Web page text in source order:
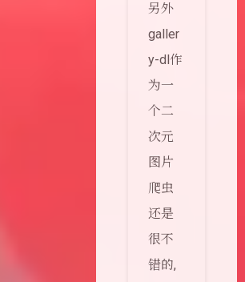
另外
galler
y-dl作
为一
个二
次元
图片
爬虫
还是
很不
错的,